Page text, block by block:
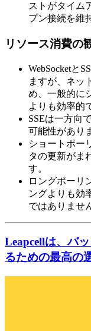
ストがタイム
プン接続を維
リソース消費の
WebSocketと
ますが、ネッ
め、一般的に
よりも効率的
SSEは一方向
可能性があり
ショートポー
タの更新がま
す。
ロングポーリ
ングよりも効
ではありませ
Leapcellは、バ
るための最高の